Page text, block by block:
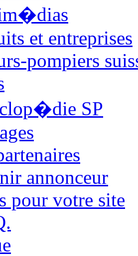
et entreprises
pompiers
SP
annonceur
pour votre site